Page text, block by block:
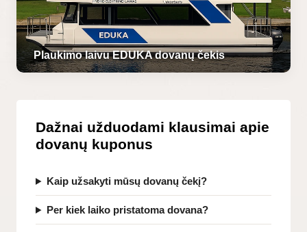
Plaukimo laivu EDUKA dovanų čekis
Dažnai užduodami klausimai apie
dovanų kuponus
Kaip užsakyti mūsų dovanų čekį?
Per kiek laiko pristatoma dovana?